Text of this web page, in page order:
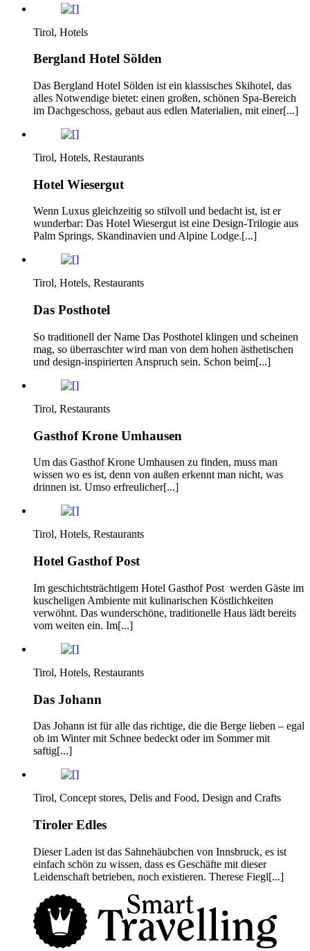
Tirol, Hotels
Bergland Hotel Sölden
Das Bergland Hotel Sölden ist ein klassisches Skihotel, das
alles Notwendige bietet: einen großen, schönen Spa-Bereich
im Dachgeschoss, gebaut aus edlen Materialien, mit einer[...]
Tirol, Hotels, Restaurants
Hotel Wiesergut
Wenn Luxus gleichzeitig so stilvoll und bedacht ist, ist er
wunderbar: Das Hotel Wiesergut ist eine Design-Trilogie aus
Palm Springs, Skandinavien und Alpine Lodge.[...]
Tirol, Hotels, Restaurants
Das Posthotel
So traditionell der Name Das Posthotel klingen und scheinen
mag, so überraschter wird man von dem hohen ästhetischen
und design-inspirierten Anspruch sein. Schon beim[...]
Tirol, Restaurants
Gasthof Krone Umhausen
Um das Gasthof Krone Umhausen zu finden, muss man
wissen wo es ist, denn von außen erkennt man nicht, was
drinnen ist. Umso erfreulicher[...]
Tirol, Hotels, Restaurants
Hotel Gasthof Post
Im geschichtsträchtigem Hotel Gasthof Post werden Gäste im
kuscheligen Ambiente mit kulinarischen Köstlichkeiten
verwöhnt. Das wunderschöne, traditionelle Haus lädt bereits
vom weiten ein. Im[...]
Tirol, Hotels, Restaurants
Das Johann
Das Johann ist für alle das richtige, die die Berge lieben – egal
ob im Winter mit Schnee bedeckt oder im Sommer mit
saftig[...]
Tirol, Concept stores, Delis and Food, Design and Crafts
Tiroler Edles
Dieser Laden ist das Sahnehäubchen von Innsbruck, es ist
einfach schön zu wissen, dass es Geschäfte mit dieser
Leidenschaft betrieben, noch existieren. Therese Fiegl[...]